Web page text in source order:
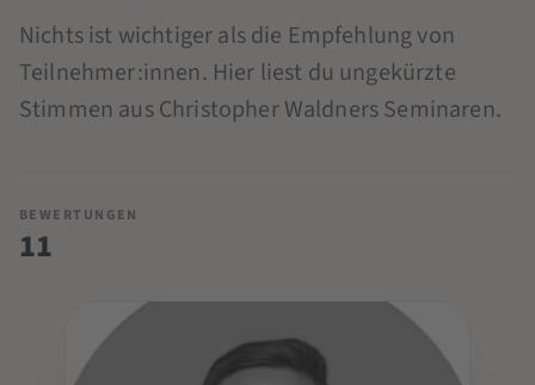
Nichts ist wichtiger als die Empfehlung von
Teilnehmer:innen. Hier liest du ungekürzte
Stimmen aus Christopher Waldners Seminaren.
BEWERTUNGEN
11